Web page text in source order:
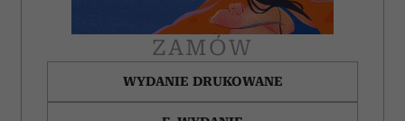
korzystasz z naszej witryny, udostępniamy partnerom
społecznościowym, reklamowym i analitycznym.
Partnerzy mogą połączyć te informacje z innymi danymi
otrzymanymi od Ciebie lub uzyskanymi podczas
ZAMÓW
WYDANIE DRUKOWANE